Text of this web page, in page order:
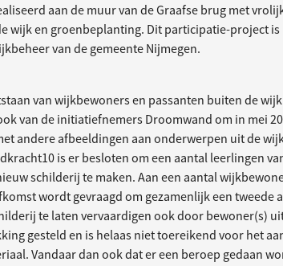
aan de muur van de Graafse brug met
wijk en groenbeplanting. Dit participatie-project is
van de gemeente Nijmegen.
van wijkbewoners en passanten buiten de
van de initiatiefnemers Droomwand om in mei
andere afbeeldingen aan onderwerpen uit de
is er besloten om een aantal leerlingen
schilderij te maken. Aan een aantal
wordt gevraagd om gezamenlijk een tweede
te laten vervaardigen ook door bewoner(s)
gesteld en is helaas niet toereikend voor het
Vandaar dan ook dat er een beroep gedaan